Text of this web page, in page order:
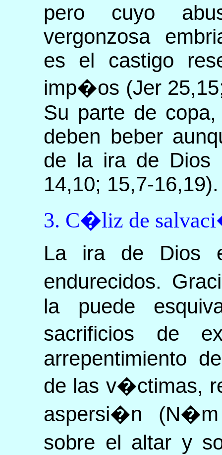
pero cuyo
vergonzosa
es el castigo
imp�os (Jer
Su parte de
deben beber
de la ira de Dios
14,10; 15,7-16,19).
3. C�liz de
La ira de Dios
endurecidos.
la puede
sacrificios de
arrepentimiento
de las v�ctimas,
aspersi�n
sobre el altar y